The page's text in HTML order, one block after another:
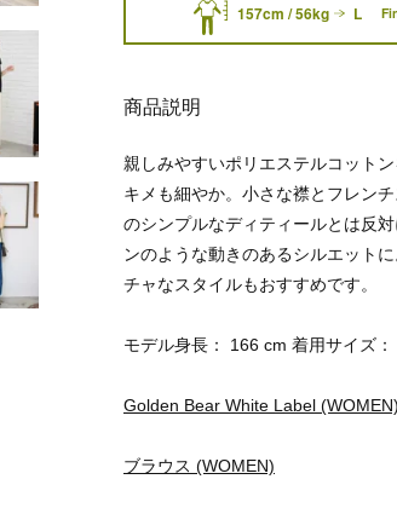
157cm / 56kg L
商品説明
親しみやすいポリエステルコット
キメも細やか。小さな襟とフレン
のシンプルなディティールとは反
ンのような動きのあるシルエット
チャなスタイルもおすすめです。
モデル身長： 166 cm 着用サイズ
Golden Bear White Label (WOMEN)
ブラウス (WOMEN)